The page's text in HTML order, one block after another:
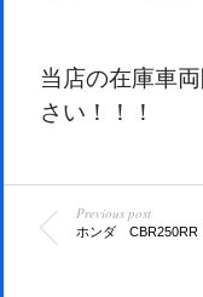
当店の在庫車
さい！！！
Previous post
ホンダ CBR250RR